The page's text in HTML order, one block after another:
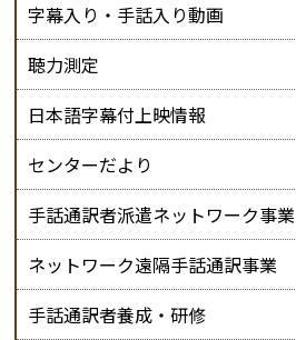
字幕入り・手話入り動画
聴力測定
日本語字幕付上映情報
センターだより
手話通訳者派遣ネットワーク事業
ネットワーク遠隔手話通訳事業
手話通訳者養成・研修